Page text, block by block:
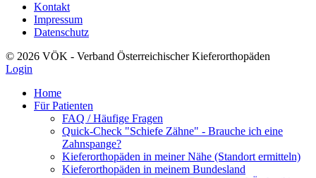
Kontakt
Impressum
Datenschutz
© 2026 VÖK - Verband Österreichischer Kieferorthopäden
Login
Home
Für Patienten
FAQ / Häufige Fragen
Quick-Check "Schiefe Zähne" - Brauche ich eine
Zahnspange?
Kieferorthopäden in meiner Nähe (Standort ermitteln)
Kieferorthopäden in meinem Bundesland